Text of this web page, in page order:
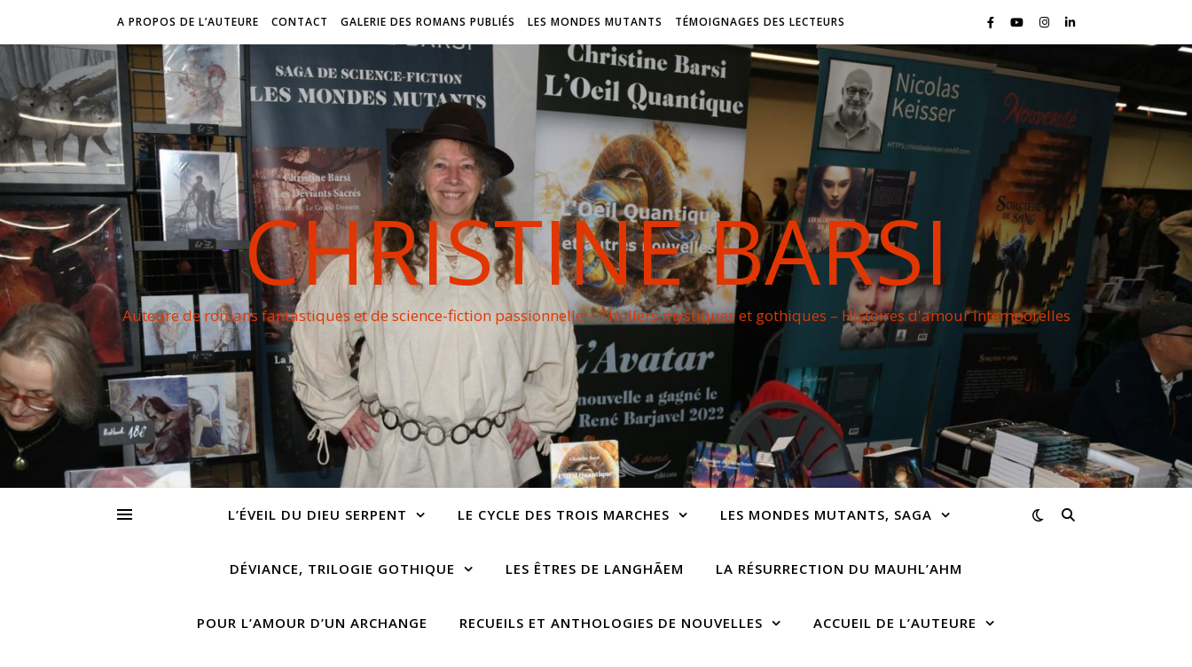
A PROPOS DE L’AUTEURE CONTACT GALERIE DES ROMANS PUBLIÉS LES MONDES MUTANTS TÉMOIGNAGES DES LECTEURS
CHRISTINE BARSI
Auteure de romans fantastiques et de science-fiction passionnelle – Thrillers mystiques et gothiques – Histoires d'amour intemporelles
L’ÉVEIL DU DIEU SERPENT LE CYCLE DES TROIS MARCHES LES MONDES MUTANTS, SAGA
DÉVIANCE, TRILOGIE GOTHIQUE LES ÊTRES DE LANGHÃEM LA RÉSURRECTION DU MAUHL’AHM
POUR L’AMOUR D’UN ARCHANGE RECUEILS ET ANTHOLOGIES DE NOUVELLES ACCUEIL DE L’AUTEURE